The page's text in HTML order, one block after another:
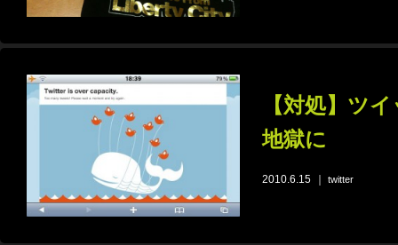
【対処】ツ
地獄に
2010.6.15 twitter